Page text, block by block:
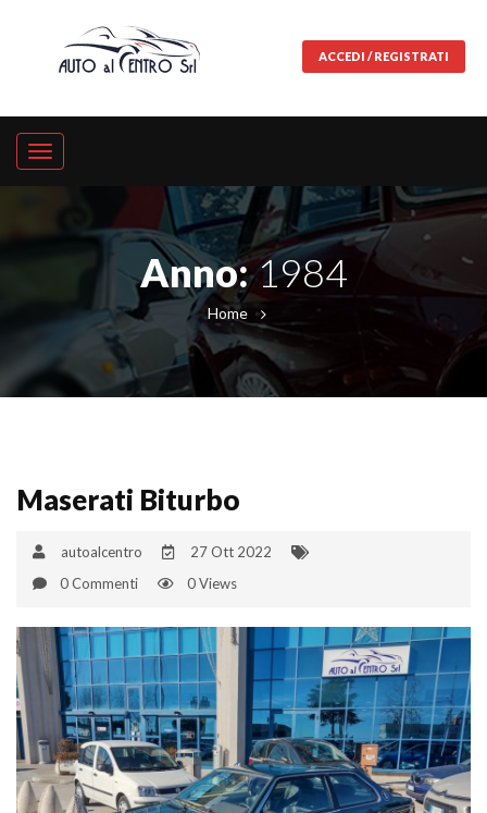
ACCEDI / REGISTRATI
Anno:1984
Home
Maserati Biturbo
autoalcentro
27 Ott 2022
0 Commenti
0 Views